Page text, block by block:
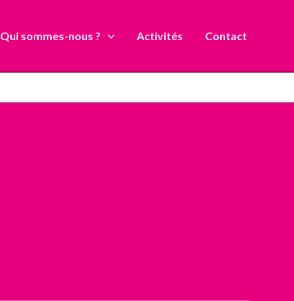
Qui sommes-nous ? Activités Contact